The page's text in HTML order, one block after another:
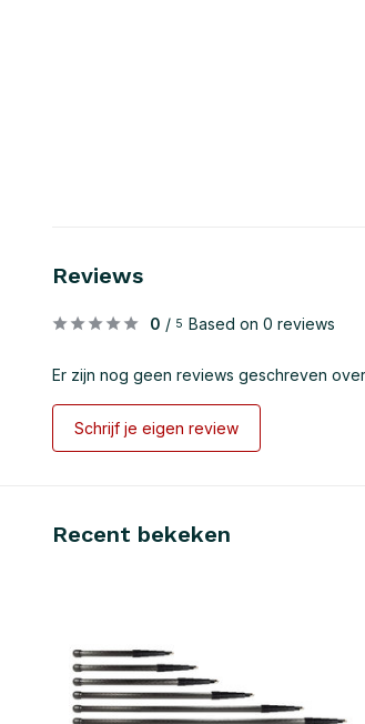
Reviews
0 / 5 Based on 0 reviews
Er zijn nog geen reviews geschreven
Schrijf je eigen review
Recent bekeken